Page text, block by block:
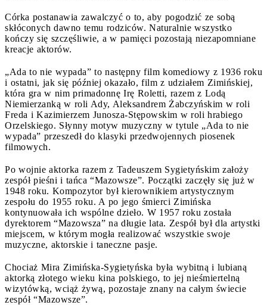
Córka postanawia zawalczyć o to, aby pogodzić ze sobą
skłóconych dawno temu rodziców. Naturalnie wszystko
kończy się szczęśliwie, a w pamięci pozostają niezapomniane
kreacje aktorów.
„Ada to nie wypada” to następny film komediowy z 1936 roku
i ostatni, jak się później okazało, film z udziałem Zimińskiej,
która gra w nim primadonnę Irę Roletti, razem z Lodą
Niemierzanką w roli Ady, Aleksandrem Żabczyńskim w roli
Freda i Kazimierzem Junosza-Stępowskim w roli hrabiego
Orzelskiego. Słynny motyw muzyczny w tytule „Ada to nie
wypada” przeszedł do klasyki przedwojennych piosenek
filmowych.
Po wojnie aktorka razem z Tadeuszem Sygietyńskim założy
zespół pieśni i tańca “Mazowsze”. Początki zaczęły się już w
1948 roku. Kompozytor był kierownikiem artystycznym
zespołu do 1955 roku. A po jego śmierci Zimińska
kontynuowała ich wspólne dzieło. W 1957 roku została
dyrektorem “Mazowsza” na długie lata. Zespół był dla artystki
miejscem, w którym mogła realizować wszystkie swoje
muzyczne, aktorskie i taneczne pasje.
Chociaż Mira Zimińska-Sygietyńska była wybitną i lubianą
aktorką złotego wieku kina polskiego, to jej nieśmiertelną
wizytówką, wciąż żywą, pozostaje znany na całym świecie
zespół “Mazowsze”.